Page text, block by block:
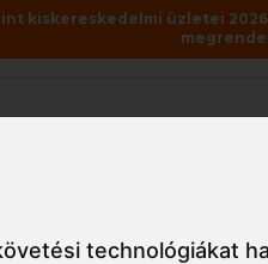
technológiákat
kiskereskedelmi üzletei